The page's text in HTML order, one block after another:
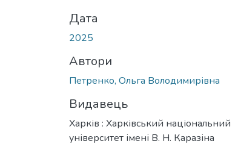
Дата
2025
Автори
Петренко, Ольга Володимирівна
Видавець
Харків : Харківський національний
університет імені В. Н. Каразіна